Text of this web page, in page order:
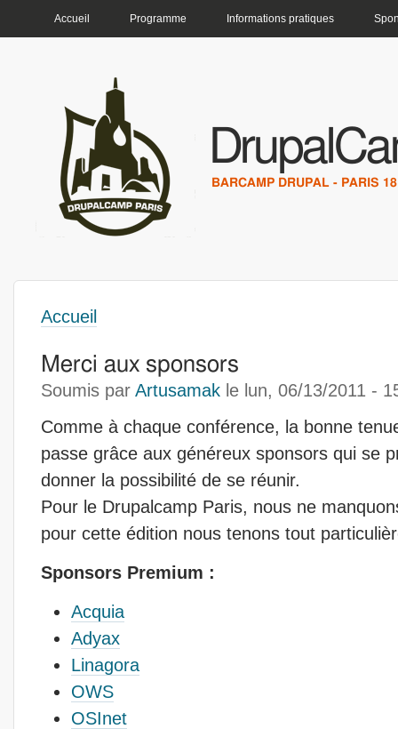
Accueil Programme Informations pratiques
BARCAMP DRUPAL - PARIS
Vous êtes ici
Accueil
Merci aux sponsors
Soumis par Artusamak le lun, 06/13/2011 -
Comme à chaque conférence, la bonne
passe grâce aux généreux sponsors qui se
donner la possibilité de se réunir.
Pour le Drupalcamp Paris, nous ne
pour cette édition nous tenons tout
Sponsors Premium :
Acquia
Adyax
Linagora
OWS
OSInet